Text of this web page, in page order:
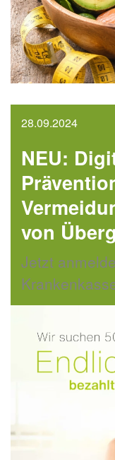
28.09.2024
NEU:
von
Jetzt